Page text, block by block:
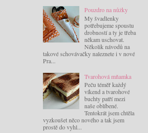
Pouzdro na nůžky
My švadlenky
potřebujeme spoustu
drobností a ty je třeba
někam uschovat.
Několik návodů na
takové schovávačky naleznete i v nové
Pra...
Tvarohová mňamka
Peču téměř každý
víkend a tvarohové
buchty patří mezi
naše oblíbené.
Tentokrát jsem chtěla
vyzkoušet něco nového a tak jsem
prostě do vyhl...